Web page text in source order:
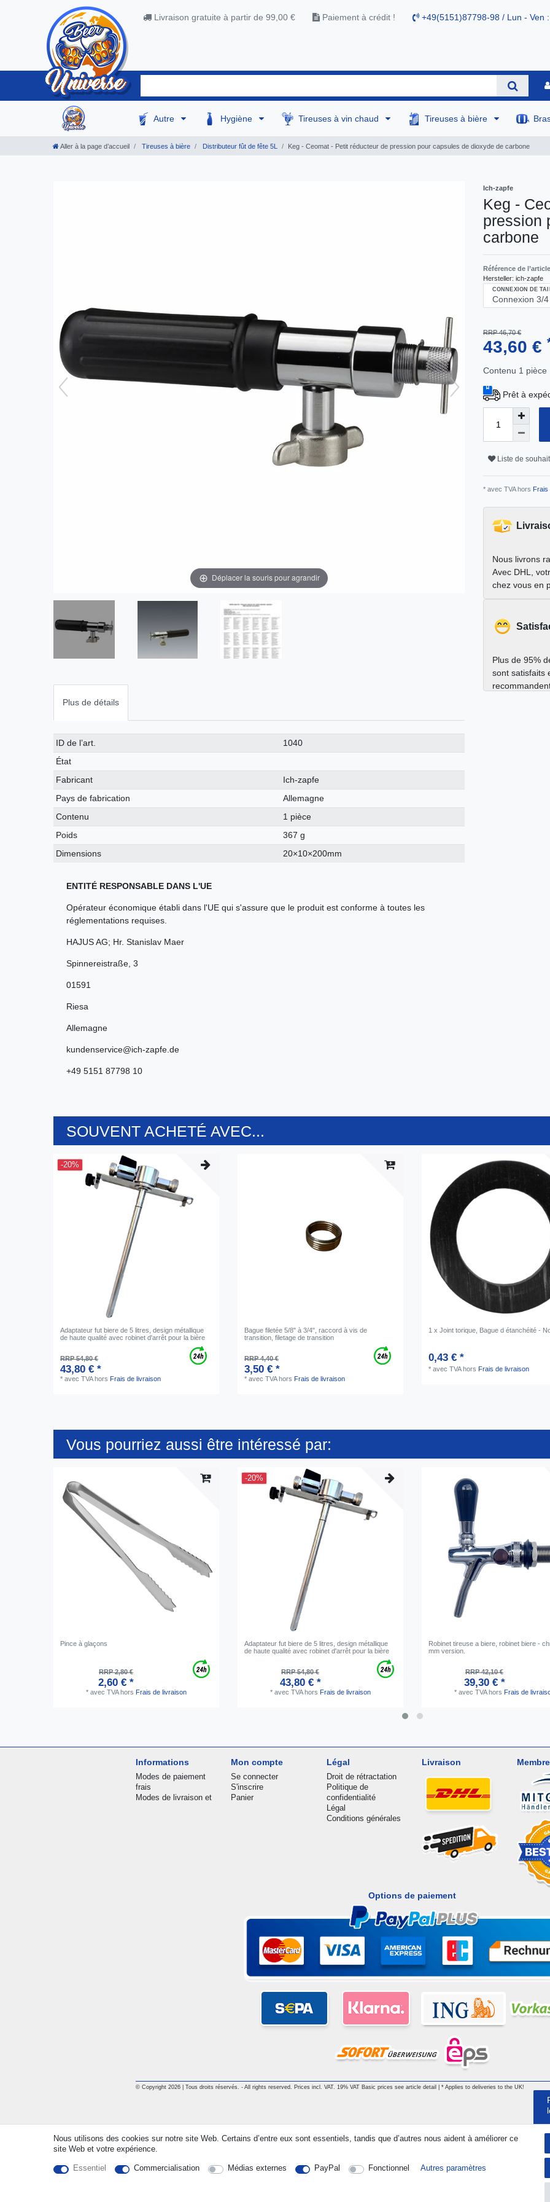
Livraison gratuite à partir de 99,00 € Paiement à crédit ! +49(5151)87798-98 / Lun - Ven
Autre Hygiène Tireuses à vin chaud Tireuses à bière
Aller à la page d’accueil Tireuses à bière Distributeur fût de fête 5L Keg - Ceomat - Petit réducteur de pression pour capsules de dioxyde de carbone
Déplacer la souris pour agrandir
Plus de détails
Caractéristique
technique
Valeur
ID de l’art.
1040
État
Fabricant
Ich-zapfe
Pays de fabrication
Allemagne
Contenu
1 pièce
Poids
367 g
Dimensions
20×10×200mm
ENTITÉ RESPONSABLE DANS L'UE
Opérateur économique établi dans l'UE qui s'assure que le produit est conforme à toutes les
réglementations requises.
HAJUS AG; Hr. Stanislav Maer
Spinnereistraße 3
01591
Riesa
Allemagne
kundenservice@ich-zapfe.de
+49 5151 87798 10
Ich-zapfe
Keg -
pression
carbone
Référence de l’article
Hersteller: ich-zapfe
CONNEXION DE
RRP 46,70 €
43,60 €
Contenu 1 pièce
Prêt à
Liste de
* avec TVA hors Frais
Nous livrons
Avec DHL,
chez vous en
Plus de 95%
sont satisfaits
SOUVENT ACHETÉ AVEC...
-20%
Adaptateur fut biere de 5 litres, design métallique
de haute qualité avec robinet d'arrêt pour la bière
RRP 54,80 €
43,80 € *
*avec TVAhors Frais de livraison
Bague filetée 5/8" à 3/4", raccord à vis de
transition, filetage de transition
RRP 4,40 €
3,50 € *
*avec TVAhors Frais de livraison
1 x Joint torique, Bague d étanchéité -
0,43 € *
*avec TVAhors Frais de livraison
Vous pourriez aussi être intéressé par:
Pince à glaçons
RRP 2,80 €
2,60 € *
* avec TVAhors Frais de livraison
-20%
Adaptateur fut biere de 5 litres, design métallique
de haute qualité avec robinet d'arrêt pour la bière
RRP 54,80 €
43,80 € *
* avec TVAhors Frais de livraison
Robinet tireuse a biere, robinet biere -
mm version.
RRP 42,10 €
39,30 € *
* avec TVAhors Frais de
Informations
Modes de paiement
frais
Modes de livraison et
Mon compte
Se connecter
S'inscrire
Panier
Légal
Droit de rétractation
Politique de
confidentialité
Légal
Conditions générales
Livraison
Options de paiement
© Copyright 2026 | Tous droits réservés. - All rights reserved. Prices incl. VAT. 19% VAT Basic prices see article detail | * Applies to deliveries to the UK!
Nous utilisons des cookies sur notre site Web. Certains d’entre eux sont essentiels, tandis que d’autres nous aident à améliorer ce
site Web et votre expérience.
Essentiel Commercialisation Médias externes PayPal Fonctionnel Autres paramètres